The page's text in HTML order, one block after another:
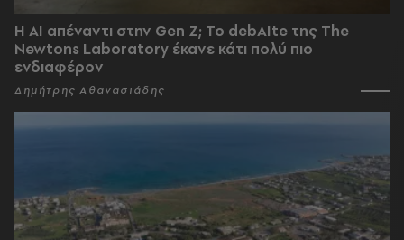
Η AI απέναντι στην Gen Z; Το debAIte της The
Newtons Laboratory έκανε κάτι πολύ πιο
ενδιαφέρον
Δημήτρης Αθανασιάδης